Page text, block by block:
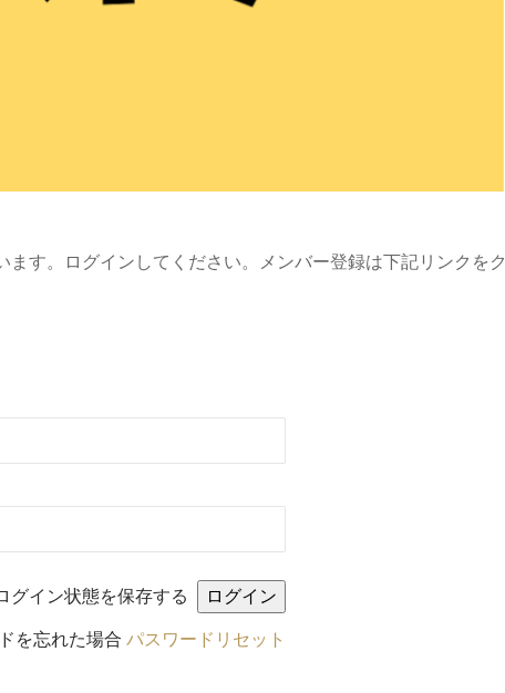
す。ログインしてください。メンバー登録は下記リンクをク
グイン状態を保存する
を忘れた場合 パスワードリセット